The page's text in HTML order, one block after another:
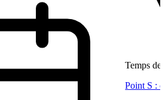
Temps de
Point S :